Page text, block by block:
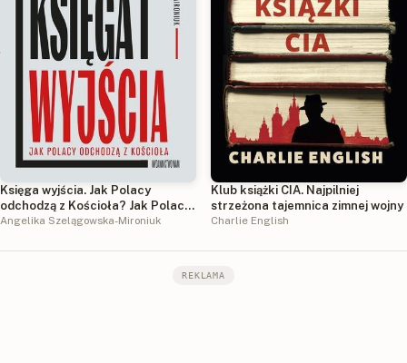
Księga wyjścia. Jak Polacy
odchodzą z Kościoła? Jak Polacy
odchodzą z Kościoła?
Angelika Szelągowska-Mironiuk
Klub książki CIA. Najpilniej
strzeżona tajemnica zimnej wojny
Charlie English
REKLAMA